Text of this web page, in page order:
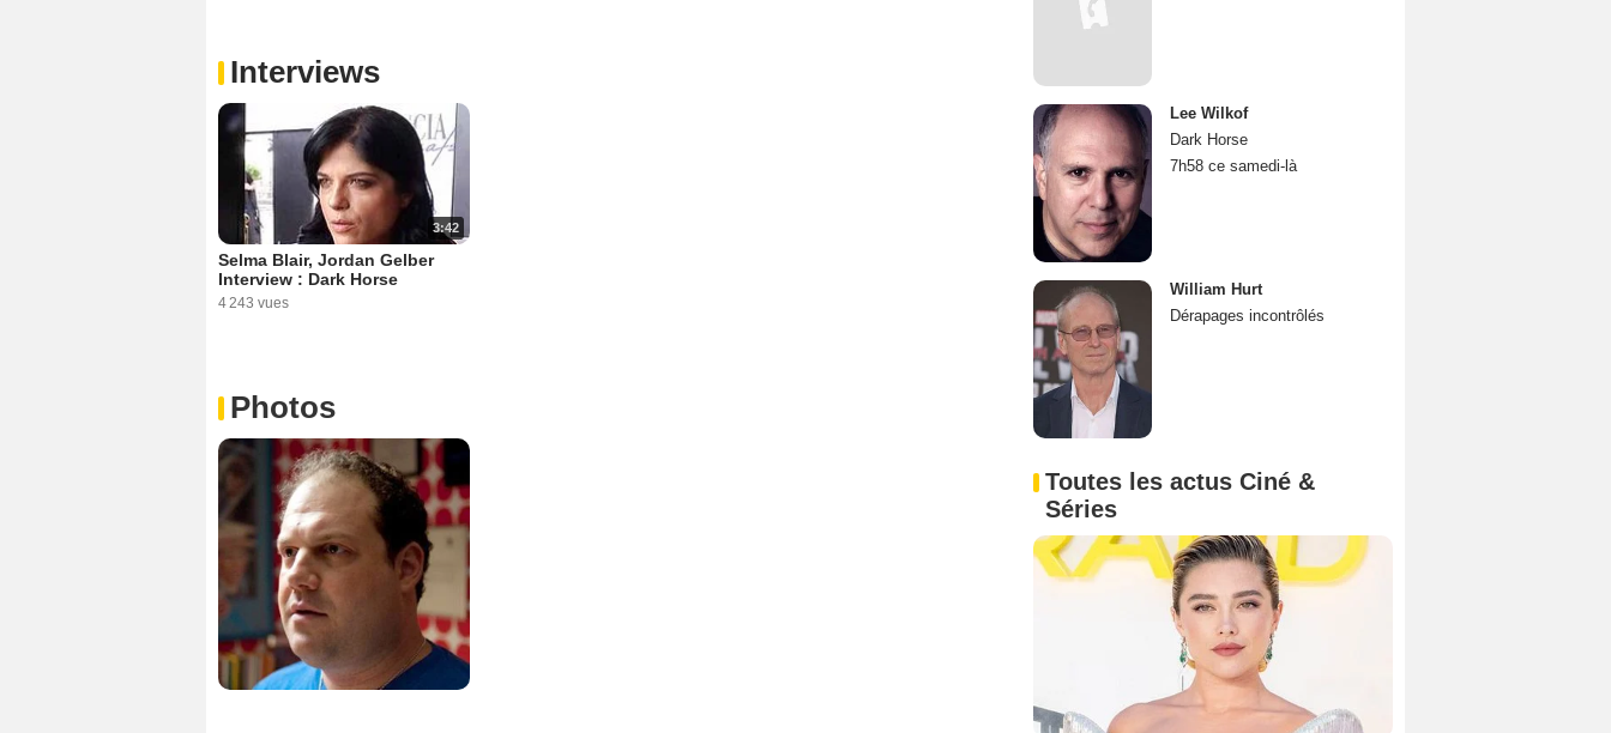
Interviews
3:42
Selma Blair, Jordan Gelber
Interview : Dark Horse
4 243 vues
Photos
Lee Wilkof
Dark Horse
7h58 ce samedi-là
William Hurt
Dérapages incontrôlés
Toutes les actus Ciné &
Séries